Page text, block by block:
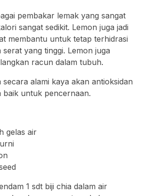
pembakar lemak yang sangat
sangat sedikit. Lemon juga jadi
membantu untuk tetap terhidrasi
yang tinggi. Lemon juga
racun dalam tubuh.⁣
secara alami kaya akan antioksidan
baik untuk pencernaan.
gelas air
1 sdt biji chia dalam air